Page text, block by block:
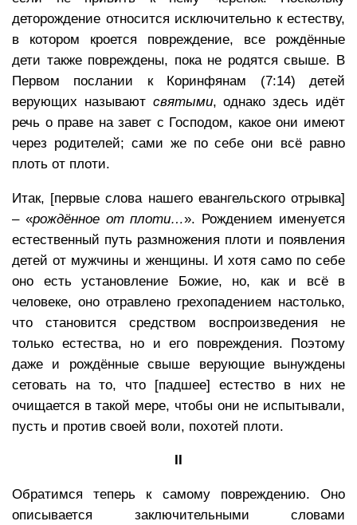
деторождение относится исключительно к естеству,
в котором кроется повреждение, все рождённые
дети также повреждены, пока не родятся свыше. В
Первом послании к Коринфянам (7:14) детей
верующих называют святыми, однако здесь идёт
речь о праве на завет с Господом, какое они имеют
через родителей; сами же по себе они всё равно
плоть от плоти.
Итак, [первые слова нашего евангельского отрывка]
– «рождённое от плоти…». Рождением именуется
естественный путь размножения плоти и появления
детей от мужчины и женщины. И хотя само по себе
оно есть установление Божие, но, как и всё в
человеке, оно отравлено грехопадением настолько,
что становится средством воспроизведения не
только естества, но и его повреждения. Поэтому
даже и рождённые свыше верующие вынуждены
сетовать на то, что [падшее] естество в них не
очищается в такой мере, чтобы они не испытывали,
пусть и против своей воли, похотей плоти.
Обратимся теперь к самому повреждению. Оно
описывается заключительными словами